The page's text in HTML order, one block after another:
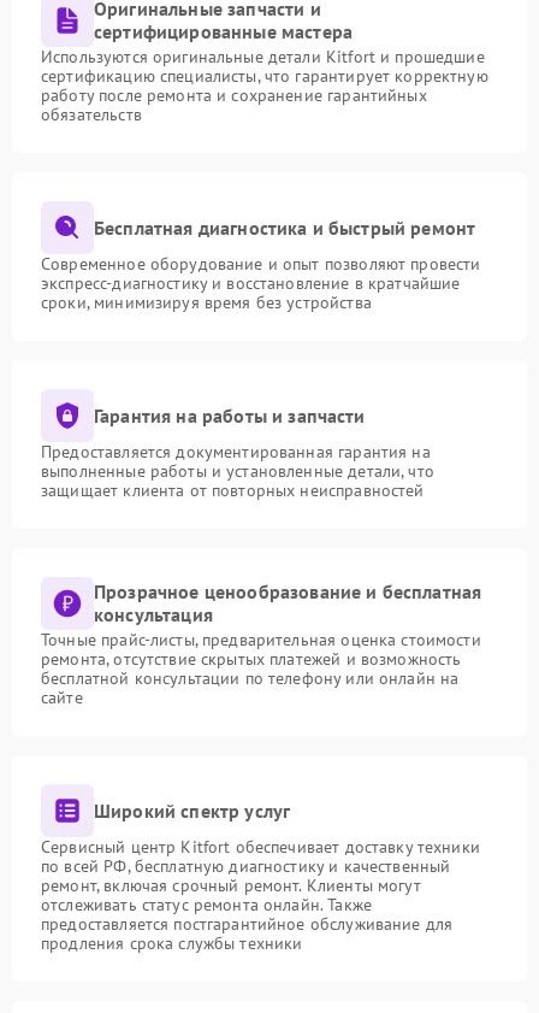
Оригинальные запчасти и
сертифицированные мастера
Используются оригинальные детали Kitfort и прошедшие
сертификацию специалисты, что гарантирует корректную
работу после ремонта и сохранение гарантийных
обязательств
Бесплатная диагностика и быстрый ремонт
Современное оборудование и опыт позволяют провести
экспресс-диагностику и восстановление в кратчайшие
сроки, минимизируя время без устройства
Гарантия на работы и запчасти
Предоставляется документированная гарантия на
выполненные работы и установленные детали, что
защищает клиента от повторных неисправностей
Прозрачное ценообразование и бесплатная
консультация
Точные прайс-листы, предварительная оценка стоимости
ремонта, отсутствие скрытых платежей и возможность
бесплатной консультации по телефону или онлайн на
сайте
Широкий спектр услуг
Сервисный центр Kitfort обеспечивает доставку техники
по всей РФ, бесплатную диагностику и качественный
ремонт, включая срочный ремонт. Клиенты могут
отслеживать статус ремонта онлайн. Также
предоставляется постгарантийное обслуживание для
продления срока службы техники